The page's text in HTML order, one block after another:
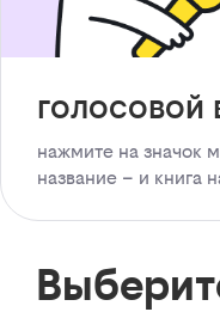
голосовой
нажмите на значок
название – и книга